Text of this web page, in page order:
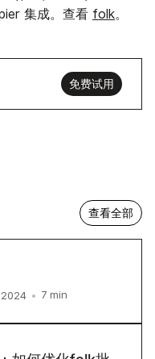
集成。查看 folk。
免费试用
查看全部
• 7 min